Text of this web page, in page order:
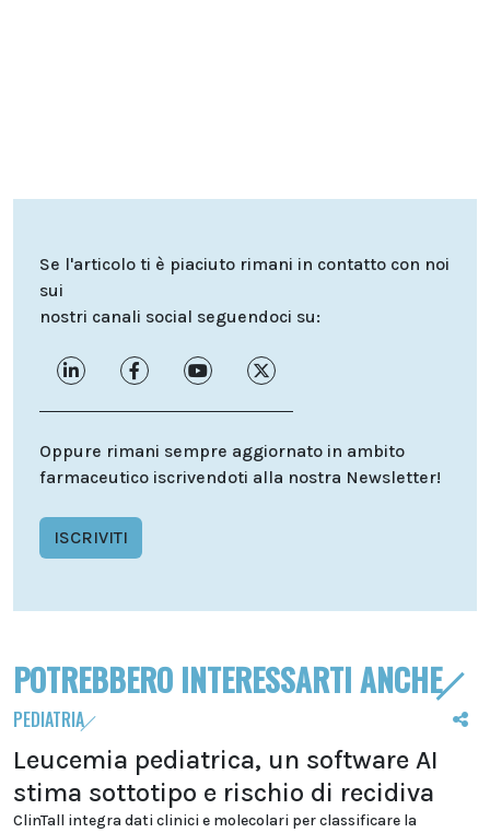
Se l'articolo ti è piaciuto rimani in contatto con noi
sui
nostri canali social seguendoci su:
Oppure rimani sempre aggiornato in ambito
farmaceutico iscrivendoti alla nostra Newsletter!
ISCRIVITI
POTREBBERO INTERESSARTI ANCHE
PEDIATRIA
Leucemia pediatrica, un software AI
stima sottotipo e rischio di recidiva
ClinTall integra dati clinici e molecolari per classificare la